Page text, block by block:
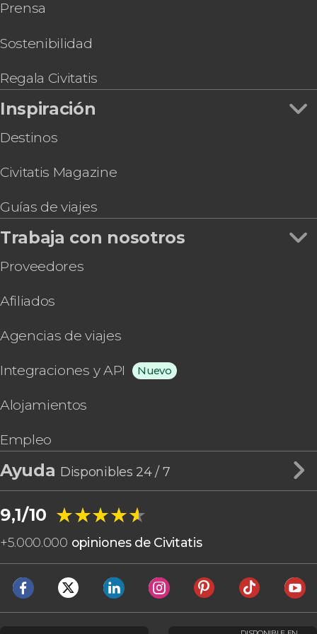
Excursión al Caminito del Rey
audioguía
Juego de pistas en Granada: Búsqueda del
tesoro
Free tour por los alrededores de la Alhambra
Prensa
Sostenibilidad
Regala Civitatis
Inspiración
Destinos
Civitatis Magazine
Guías de viajes
Trabaja con nosotros
Proveedores
Afiliados
Agencias de viajes
Integraciones y API Nuevo
Alojamientos
Empleo
Ayuda Disponibles 24 / 7
9,1/10 ★★★★★
★★★★★
+5.000.000 opiniones de Civitatis